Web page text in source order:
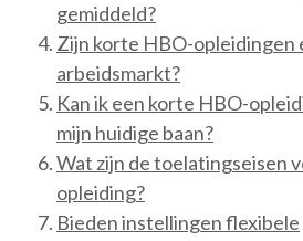
gemiddeld?
Zijn korte HBO-opleidingen
arbeidsmarkt?
Kan ik een korte HBO-
mijn huidige baan?
Wat zijn de toelatingseisen
opleiding?
Bieden instellingen flexibele